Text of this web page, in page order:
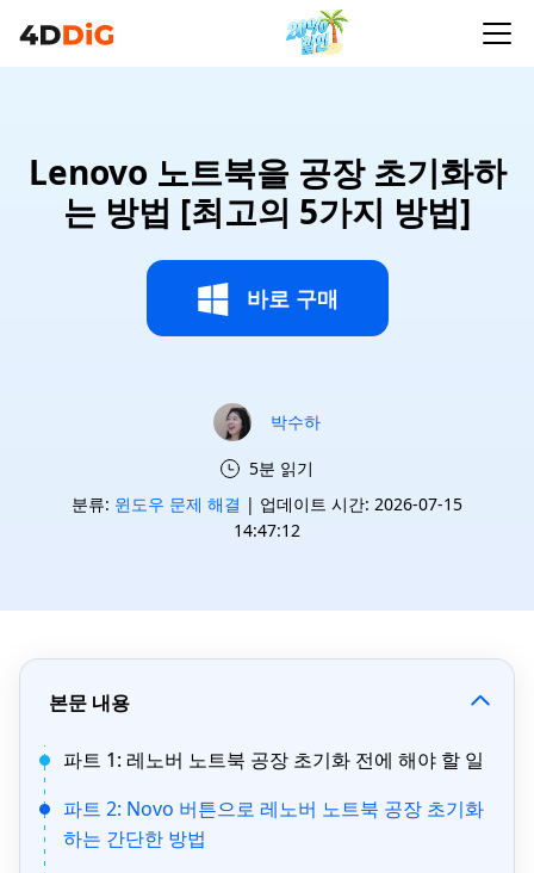
Lenovo 노트북을 공장 초기화하
는 방법 [최고의 5가지 방법]
바로 구매
박수하
5분 읽기
분류: 윈도우 문제 해결 | 업데이트 시간: 2026-07-15
14:47:12
본문 내용
파트 1: 레노버 노트북 공장 초기화 전에 해야 할 일
파트 2: Novo 버튼으로 레노버 노트북 공장 초기화
하는 간단한 방법